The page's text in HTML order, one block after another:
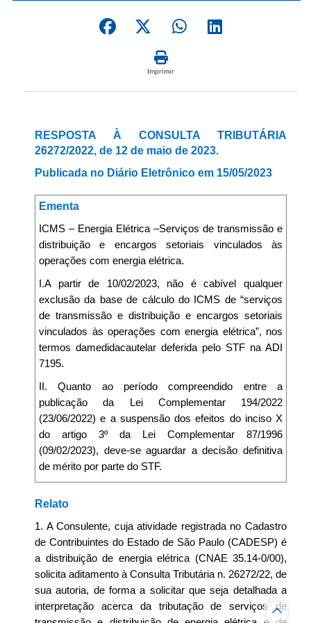
Imprimir
RESPOSTA À CONSULTA TRIBUTÁRIA
26272/2022, de 12 de maio de 2023.
Publicada no Diário Eletrônico em 15/05/2023
Ementa
ICMS – Energia Elétrica –Serviços de transmissão e
distribuição e encargos setoriais vinculados às
operações com energia elétrica.
I.A partir de 10/02/2023, não é cabível qualquer
exclusão da base de cálculo do ICMS de “serviços
de transmissão e distribuição e encargos setoriais
vinculados às operações com energia elétrica”, nos
termos damedidacautelar deferida pelo STF na ADI
7195.
II. Quanto ao período compreendido entre a
publicação da Lei Complementar 194/2022
(23/06/2022) e a suspensão dos efeitos do inciso X
do artigo 3º da Lei Complementar 87/1996
(09/02/2023), deve-se aguardar a decisão definitiva
de mérito por parte do STF.
Relato
1. A Consulente, cuja atividade registrada no Cadastro
de Contribuintes do Estado de São Paulo (CADESP) é
a distribuição de energia elétrica (CNAE 35.14-0/00),
solicita aditamento à Consulta Tributária n. 26272/22, de
sua autoria, de forma a solicitar que seja detalhada a
interpretação acerca da tributação de serviços de